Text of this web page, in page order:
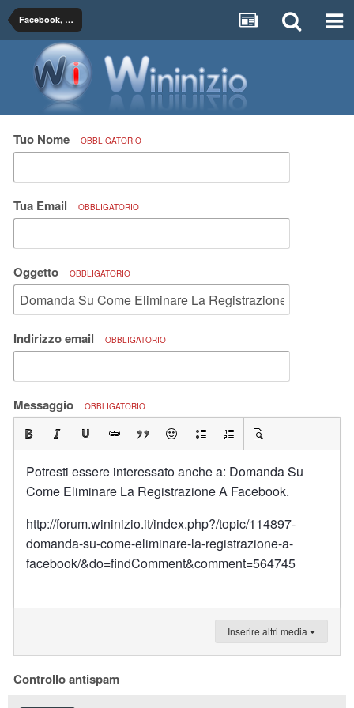
Facebook, Twitter, YouTube, Flickr, MySpace
Tuo Nome OBBLIGATORIO
Tua Email OBBLIGATORIO
Oggetto OBBLIGATORIO
Indirizzo email OBBLIGATORIO
Messaggio OBBLIGATORIO
Potresti essere interessato anche a: Domanda Su
Come Eliminare La Registrazione A Facebook.
http://forum.wininizio.it/index.php?/topic/114897-
domanda-su-come-eliminare-la-registrazione-a-
facebook/&do=findComment&comment=564745
Inserire altri media
Controllo antispam